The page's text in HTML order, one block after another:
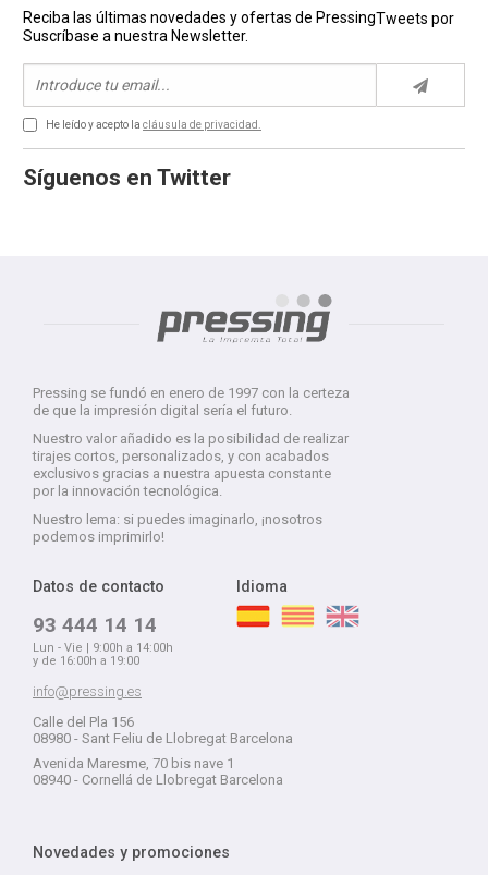
Reciba las últimas novedades y ofertas de Pressing
Suscríbase a nuestra Newsletter.
He leído y acepto la cláusula de privacidad.
Síguenos en Twitter
Tweets por
Pressing se fundó en enero de 1997 con la certeza
de que la impresión digital sería el futuro.
Nuestro valor añadido es la posibilidad de realizar
tirajes cortos, personalizados, y con acabados
exclusivos gracias a nuestra apuesta constante
por la innovación tecnológica.
Nuestro lema: si puedes imaginarlo, ¡nosotros
podemos imprimirlo!
Datos de contacto
93 444 14 14
Lun - Vie | 9:00h a 14:00h
y de 16:00h a 19:00
info@pressing.es
Calle del Pla 156
08980 - Sant Feliu de Llobregat Barcelona
Avenida Maresme, 70 bis nave 1
08940 - Cornellá de Llobregat Barcelona
Idioma
Novedades y promociones